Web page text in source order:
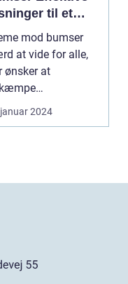
til et
og mere
udseende
mod bumser
at vide for alle,
ønsker at
til creme...
2024